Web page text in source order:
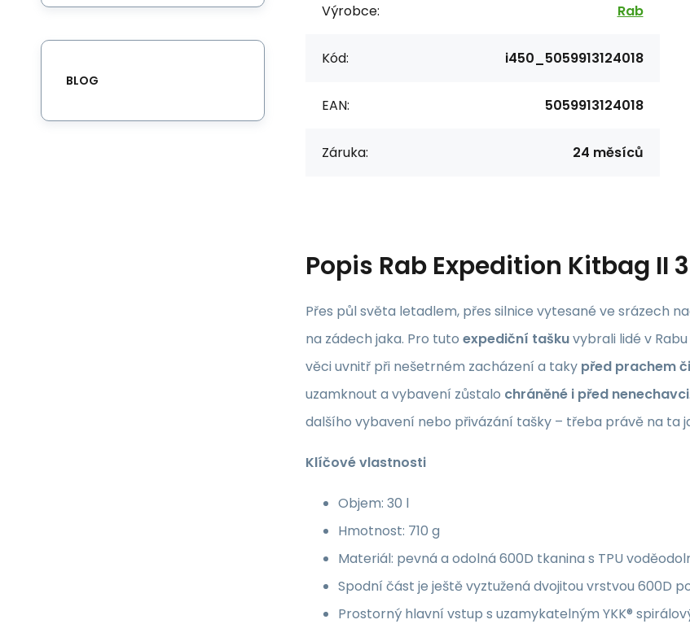
Výrobce: Rab
Kód: i450_5059913124018
EAN: 5059913124018
Záruka: 24 měsíců
Popis Rab Expedition Kitbag II
Přes půl světa letadlem, přes silnice vytesané ve srázech
na zádech jaka. Pro tuto expediční taškuvybrali lidé v
věci uvnitř při nešetrném zacházení a taky před prachem
uzamknout a vybavení zůstalo chráněné i před nenechavci
dalšího vybavení nebo přivázání tašky – třeba právě na ta
Klíčové vlastnosti
Objem: 30 l
Hmotnost: 710 g
Materiál: pevná a odolná 600D tkanina s TPU
Spodní část je ještě vyztužená dvojitou vrstvou 600D
Prostorný hlavní vstup s uzamykatelným YKK®
BLOG